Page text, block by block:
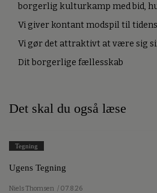
borgerlig kulturkamp med bid,
Vi giver kontant modspil til
Vi gør det attraktivt at være sig
Dit borgerlige fællesskab
Det skal du også læse
Tegning
Ugens Tegning
Niels Thomsen / 07.8.26